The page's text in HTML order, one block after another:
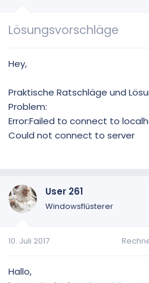
Lösungsvorschläge
Hey,
Praktische Ratschläge und
Problem:
Error:Failed to connect to
Could not connect to server
User 261
Windowsflüsterer
10. Juli 2017
Hallo,